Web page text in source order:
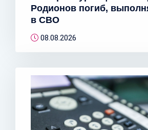
Родионов погиб,
в СВО
08.08.2026